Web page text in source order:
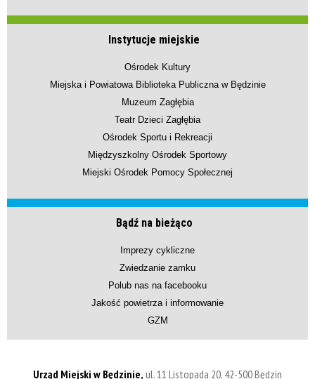
Instytucje miejskie
Ośrodek Kultury
Miejska i Powiatowa Biblioteka Publiczna w Będzinie
Muzeum Zagłębia
Teatr Dzieci Zagłębia
Ośrodek Sportu i Rekreacji
Międzyszkolny Ośrodek Sportowy
Miejski Ośrodek Pomocy Społecznej
Bądź na bieżąco
Imprezy cykliczne
Zwiedzanie zamku
Polub nas na facebooku
Jakość powietrza i informowanie
GZM
Urząd Miejski w Będzinie, ul. 11 Listopada 20, 42-500 Będzin